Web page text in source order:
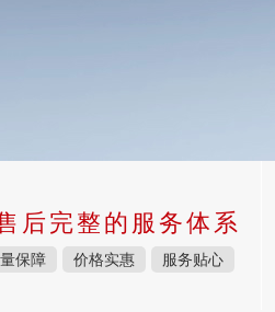
后完整的服务体系
保障 价格实惠 服务贴心